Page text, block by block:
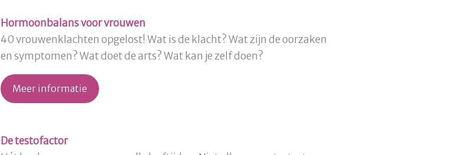
Hormoonbalans voor vrouwen
40 vrouwenklachten opgelost! Wat is de klacht? Wat zijn de oorzaken
en symptomen? Wat doet de arts? Wat kan je zelf doen?
Meer informatie
De testofactor